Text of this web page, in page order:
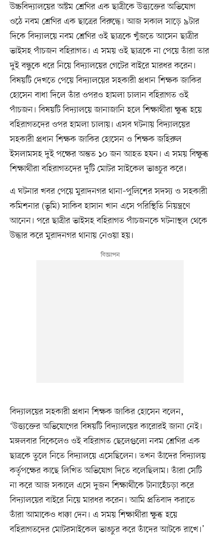
উচ্চবিদ্যালয়ের অষ্টম শ্রেণির এক ছাত্রীকে উত্ত্যক্তের অভিযোগ
ওঠে নবম শ্রেণির এক ছাত্রের বিরুদ্ধে। আজ সকাল সাড়ে ৯টার
দিকে বিদ্যালয়ে নবম শ্রেণির ওই ছাত্রকে খুঁজতে আসেন ছাত্রীর
ভাইসহ পাঁচজন বহিরাগত। এ সময় ওই ছাত্রকে না পেয়ে তাঁরা তার
দুই বন্ধুকে ধরে নিয়ে বিদ্যালয়ের গেটের বাইরে মারধর করেন।
বিষয়টি দেখতে পেয়ে বিদ্যালয়ের সহকারী প্রধান শিক্ষক জাকির
হোসেন বাধা দিলে তাঁর ওপরও হামলা চালান বহিরাগত ওই
পাঁচজন। বিষয়টি বিদ্যালয়ে জানাজানি হলে শিক্ষার্থীরা ক্ষুব্ধ হয়ে
বহিরাগতদের ওপর হামলা চালায়। এসব ঘটনায় বিদ্যালয়ের
সহকারী প্রধান শিক্ষক জাকির হোসেন ও শিক্ষক জহিরুল
ইসলামসহ দুই পক্ষের অন্তত ১০ জন আহত হযন। এ সময় বিক্ষুব্ধ
শিক্ষার্থীরা বহিরাগতদের দুটি মোটর সাইকেল ভাঙচুর করে।
এ ঘটনার খবর পেয়ে মুরাদনগর থানা–পুলিশের সদস্য ও সহকারী
কমিশনার (ভূমি) সাকিব হাসান খান এসে পরিস্থিতি নিয়ন্ত্রণে
আনেন। পরে ছাত্রীর ভাইসহ বহিরাগত পাঁচজনকে ঘটনাস্থল থেকে
উদ্ধার করে মুরাদনগর থানায় নেওয়া হয়।
বিদ্যালয়ের সহকারী প্রধান শিক্ষক জাকির হোসেন বলেন,
‘উত্ত্যক্তের অভিযোগের বিষয়টি বিদ্যালয়ের কারোরই জানা নেই।
মঙ্গলবার বিকেলেও ওই বহিরাগত ছেলেগুলো নবম শ্রেণির এক
ছাত্রকে তুলে নিতে বিদ্যালয়ে এসেছিলেন। তখন তাঁদের বিদ্যালয়
কর্তৃপক্ষের কাছে লিখিত অভিযোগ দিতে বলেছিলাম। তাঁরা সেটি
না করে আজ সকালে এসে দুজন শিক্ষার্থীকে টানাহেঁচড়া করে
বিদ্যালয়ের বাইরে নিয়ে মারধর করেন। আমি প্রতিবাদ করাতে
তাঁরা আমাকেও ধাক্কা দেন। এ সময় শিক্ষার্থীরা ক্ষুব্ধ হয়ে
বহিরাগতদের মোটরসাইকেল ভাঙচুর করে তাঁদের আটকে রাখে।’